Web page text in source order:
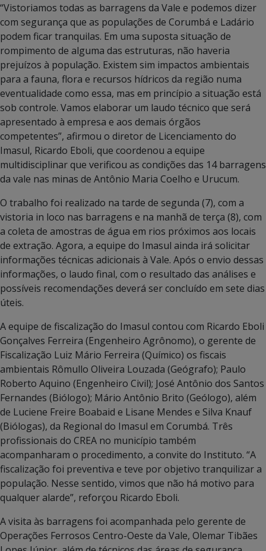
“Vistoriamos todas as barragens da Vale e podemos dizer
com segurança que as populações de Corumbá e Ladário
podem ficar tranquilas. Em uma suposta situação de
rompimento de alguma das estruturas, não haveria
prejuízos à população. Existem sim impactos ambientais
para a fauna, flora e recursos hídricos da região numa
eventualidade como essa, mas em princípio a situação está
sob controle. Vamos elaborar um laudo técnico que será
apresentado à empresa e aos demais órgãos
competentes”, afirmou o diretor de Licenciamento do
Imasul, Ricardo Eboli, que coordenou a equipe
multidisciplinar que verificou as condições das 14 barragens
da vale nas minas de Antônio Maria Coelho e Urucum.
O trabalho foi realizado na tarde de segunda (7), com a
vistoria in loco nas barragens e na manhã de terça (8), com
a coleta de amostras de água em rios próximos aos locais
de extração. Agora, a equipe do Imasul ainda irá solicitar
informações técnicas adicionais à Vale. Após o envio dessas
informações, o laudo final, com o resultado das análises e
possíveis recomendações deverá ser concluído em sete dias
úteis.
A equipe de fiscalização do Imasul contou com Ricardo Eboli
Gonçalves Ferreira (Engenheiro Agrônomo), o gerente de
Fiscalização Luiz Mário Ferreira (Químico) os fiscais
ambientais Rômullo Oliveira Louzada (Geógrafo); Paulo
Roberto Aquino (Engenheiro Civil); José Antônio dos Santos
Fernandes (Biólogo); Mário Antônio Brito (Geólogo), além
de Luciene Freire Boabaid e Lisane Mendes e Silva Knauf
(Biólogas), da Regional do Imasul em Corumbá. Três
profissionais do CREA no município também
acompanharam o procedimento, a convite do Instituto. “A
fiscalização foi preventiva e teve por objetivo tranquilizar a
população. Nesse sentido, vimos que não há motivo para
qualquer alarde”, reforçou Ricardo Eboli.
A visita às barragens foi acompanhada pelo gerente de
Operações Ferrosos Centro-Oeste da Vale, Olemar Tibães